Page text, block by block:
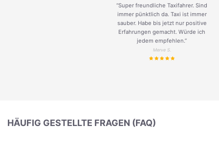
“Super freundliche Taxifahrer. Sind
immer pünktlich da. Taxi ist immer
sauber. Habe bis jetzt nur positive
Erfahrungen gemacht. Würde ich
jedem empfehlen.”
Merve S.
HÄUFIG GESTELLTE FRAGEN (FAQ)